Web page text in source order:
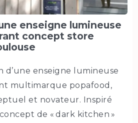
enseigne lumineuse
concept store
d’une enseigne lumineuse
multimarque popafood,
et novateur. Inspiré
de « dark kitchen »